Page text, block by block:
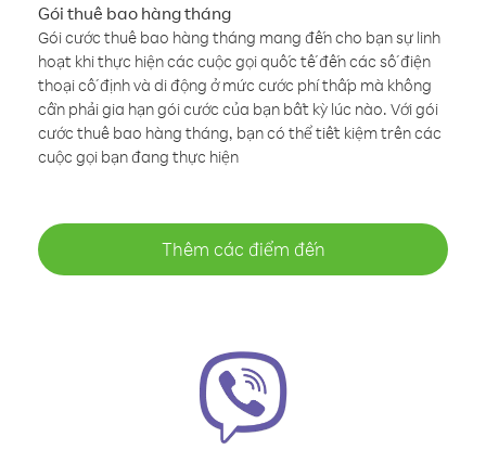
Gói thuê bao hàng tháng
Gói cước thuê bao hàng tháng mang đến cho bạn sự linh
hoạt khi thực hiện các cuộc gọi quốc tế đến các số điện
thoại cố định và di động ở mức cước phí thấp mà không
cần phải gia hạn gói cước của bạn bất kỳ lúc nào. Với gói
cước thuê bao hàng tháng, bạn có thể tiết kiệm trên các
cuộc gọi bạn đang thực hiện
Thêm các điểm đến